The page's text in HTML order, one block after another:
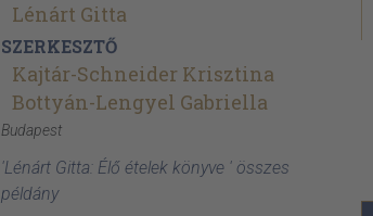
Lénárt Gitta
SZERKESZTŐ
Kajtár-Schneider Krisztina
Bottyán-Lengyel Gabriella
Budapest
'Lénárt Gitta: Élő ételek könyve ' összes
példány